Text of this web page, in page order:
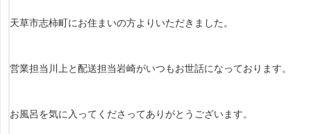
天草市志柿町にお住まいの方よりいただきました。
営業担当川上と配送担当岩崎がいつもお世話になっております。
お風呂を気に入ってくださってありがとうございます。